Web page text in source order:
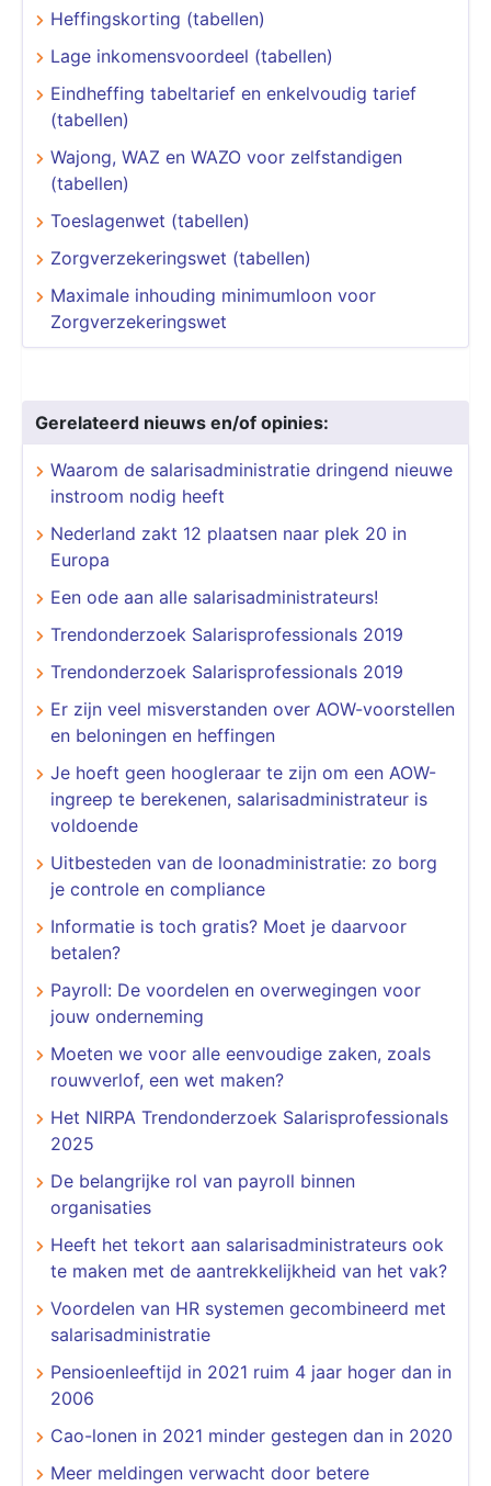
Heffingskorting (tabellen)
Lage inkomensvoordeel (tabellen)
Eindheffing tabeltarief en enkelvoudig tarief
(tabellen)
Wajong, WAZ en WAZO voor zelfstandigen
(tabellen)
Toeslagenwet (tabellen)
Zorgverzekeringswet (tabellen)
Maximale inhouding minimumloon voor
Zorgverzekeringswet
Gerelateerd nieuws en/of opinies:
Waarom de salarisadministratie dringend nieuwe
instroom nodig heeft
Nederland zakt 12 plaatsen naar plek 20 in
Europa
Een ode aan alle salarisadministrateurs!
Trendonderzoek Salarisprofessionals 2019
Trendonderzoek Salarisprofessionals 2019
Er zijn veel misverstanden over AOW-voorstellen
en beloningen en heffingen
Je hoeft geen hoogleraar te zijn om een AOW-
ingreep te berekenen, salarisadministrateur is
voldoende
Uitbesteden van de loonadministratie: zo borg
je controle en compliance
Informatie is toch gratis? Moet je daarvoor
betalen?
Payroll: De voordelen en overwegingen voor
jouw onderneming
Moeten we voor alle eenvoudige zaken, zoals
rouwverlof, een wet maken?
Het NIRPA Trendonderzoek Salarisprofessionals
2025
De belangrijke rol van payroll binnen
organisaties
Heeft het tekort aan salarisadministrateurs ook
te maken met de aantrekkelijkheid van het vak?
Voordelen van HR systemen gecombineerd met
salarisadministratie
Pensioenleeftijd in 2021 ruim 4 jaar hoger dan in
2006
Cao-lonen in 2021 minder gestegen dan in 2020
Meer meldingen verwacht door betere